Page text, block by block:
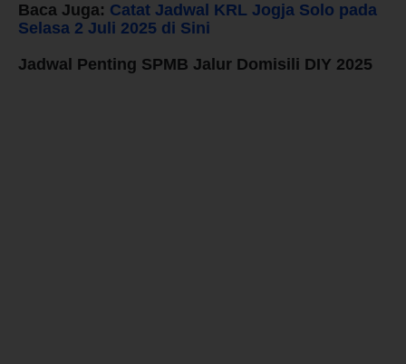
Baca Juga: Catat Jadwal KRL Jogja Solo pada
Selasa 2 Juli 2025 di Sini
Jadwal Penting SPMB Jalur Domisili DIY 2025